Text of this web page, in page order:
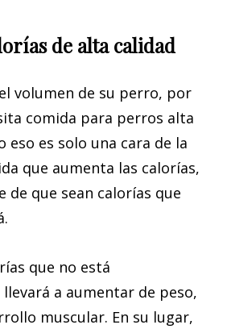
de alta calidad
volumen de su perro, por
comida para perros alta
eso es solo una cara de la
que aumenta las calorías,
de que sean calorías que
que no está
a aumentar de peso,
muscular. En su lugar,